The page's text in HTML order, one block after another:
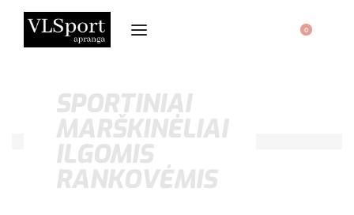
0
SPORTINIAI
MARŠKINĖLIAI
ILGOMIS
RANKOVĖMIS